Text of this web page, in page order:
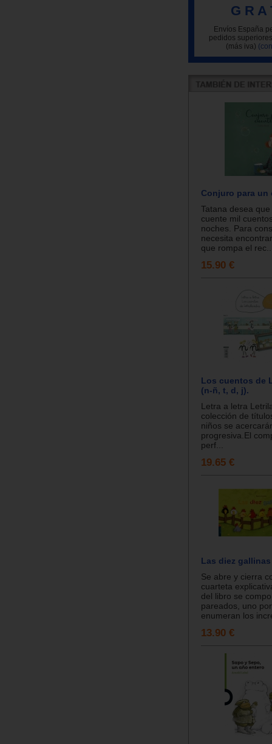
G R A
Envíos España
pedidos
(más iva)
Conjuro para un
Tatana desea
cuente mil
noches. Para
necesita
que rompa el
15.90 €
Los cuentos de
(n-ñ, t, d, j).
Letra a letra
colección de
niños se
progresiva.El
perf...
19.65 €
Las diez gallinas
Se abre y cierra
cuarteta
del libro se
pareados, uno
enumeran los
13.90 €